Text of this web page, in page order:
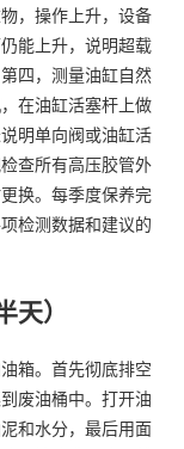
，操作上升，设备
能上升，说明超载
四，测量油缸自然
在油缸活塞杆上做
明单向阀或油缸活
查所有高压胶管外
换。每季度保养完
检测数据和建议的
）
箱。首先彻底排空
废油桶中。打开油
和水分，最后用面